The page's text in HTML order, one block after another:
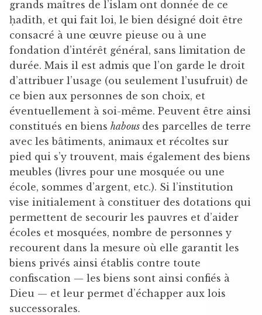
grands maîtres de l’islam ont donnée de ce
ḥadīth, et qui fait loi, le bien désigné doit être
consacré à une œuvre pieuse ou à une
fondation d’intérêt général, sans limitation de
durée. Mais il est admis que l’on garde le droit
d’attribuer l’usage (ou seulement l’usufruit) de
ce bien aux personnes de son choix, et
éventuellement à soi-même. Peuvent être ainsi
constitués en biens habous des parcelles de terre
avec les bâtiments, animaux et récoltes sur
pied qui s’y trouvent, mais également des biens
meubles (livres pour une mosquée ou une
école, sommes d’argent, etc.). Si l’institution
vise initialement à constituer des dotations qui
permettent de secourir les pauvres et d’aider
écoles et mosquées, nombre de personnes y
recourent dans la mesure où elle garantit les
biens privés ainsi établis contre toute
confiscation — les biens sont ainsi confiés à
Dieu — et leur permet d’échapper aux lois
successorales.